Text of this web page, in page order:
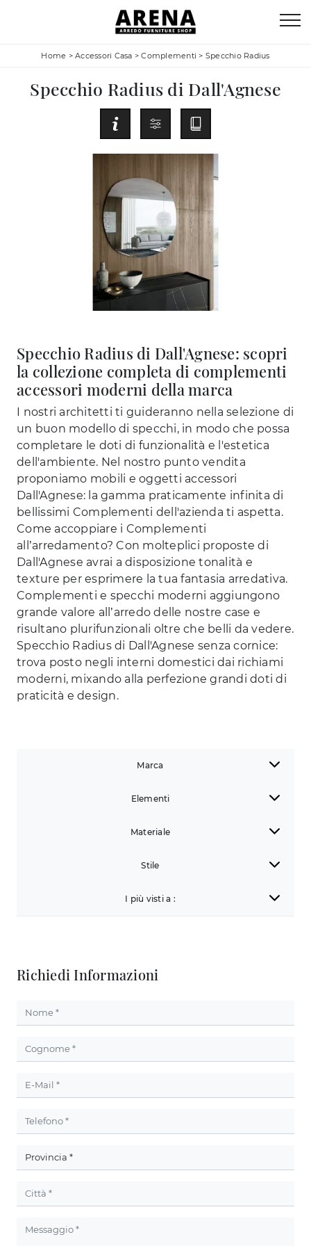
Home >Accessori Casa >Complementi > Specchio Radius
Specchio Radius di Dall'Agnese
Specchio Radius di Dall'Agnese: scopri
la collezione completa di complementi
accessori moderni della marca
I nostri architetti ti guideranno nella selezione di
un buon modello di specchi, in modo che possa
completare le doti di funzionalità e l'estetica
dell'ambiente. Nel nostro punto vendita
proponiamo mobili e oggetti accessori
Dall'Agnese: la gamma praticamente infinita di
bellissimi Complementi dell'azienda ti aspetta.
Come accoppiare i Complementi
all’arredamento? Con molteplici proposte di
Dall'Agnese avrai a disposizione tonalità e
texture per esprimere la tua fantasia arredativa.
Complementi e specchi moderni aggiungono
grande valore all’arredo delle nostre case e
risultano plurifunzionali oltre che belli da vedere.
Specchio Radius di Dall'Agnese senza cornice:
trova posto negli interni domestici dai richiami
moderni, mixando alla perfezione grandi doti di
praticità e design.
Marca
Elementi
Materiale
Stile
I più visti a :
Richiedi Informazioni